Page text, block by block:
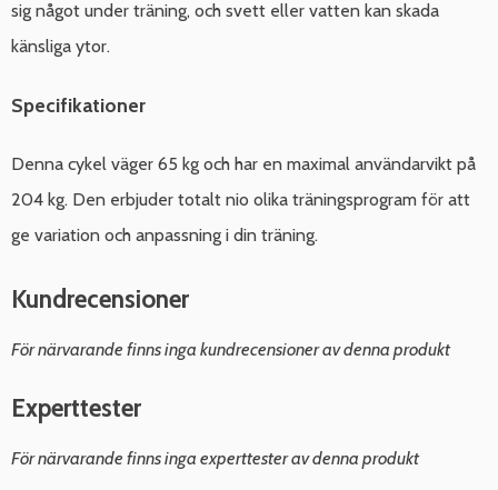
sig något under träning, och svett eller vatten kan skada
känsliga ytor.
Specifikationer
Denna cykel väger 65 kg och har en maximal användarvikt på
204 kg. Den erbjuder totalt nio olika träningsprogram för att
ge variation och anpassning i din träning.
Kundrecensioner
För närvarande finns inga kundrecensioner av denna produkt
Experttester
För närvarande finns inga experttester av denna produkt